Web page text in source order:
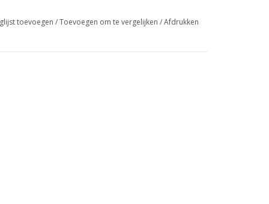
toevoegen /Toevoegen om te vergelijken /Afdrukken